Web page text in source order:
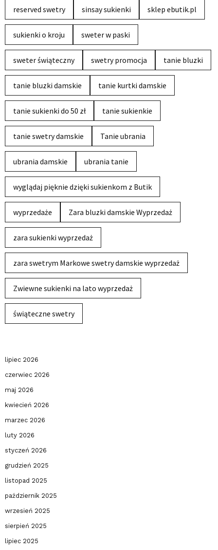
reserved swetry sinsay sukienki sklep ebutik.pl
sukienki o kroju sweter w paski
sweter świąteczny swetry promocja tanie bluzki
tanie bluzki damskie tanie kurtki damskie
tanie sukienki do 50 zł tanie sukienkie
tanie swetry damskie Tanie ubrania
ubrania damskie ubrania tanie
wyglądaj pięknie dzięki sukienkom z Butik
wyprzedaże Zara bluzki damskie Wyprzedaż
zara sukienki wyprzedaż
zara swetrym Markowe swetry damskie wyprzedaż
Zwiewne sukienki na lato wyprzedaż
świąteczne swetry
lipiec 2026
czerwiec 2026
maj 2026
kwiecień 2026
marzec 2026
luty 2026
styczeń 2026
grudzień 2025
listopad 2025
październik 2025
wrzesień 2025
sierpień 2025
lipiec 2025